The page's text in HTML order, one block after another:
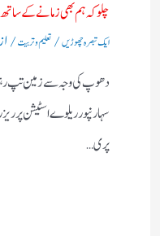
چلو کہ ہم بھی زمانے کے ساتھ
ایک تبصرہ چھوڑیں/ تعلیم و تربیت/ از
دھوپ کی وجہ سے زمین تپ
سہارنپورریلوے اسٹیشن
پری…